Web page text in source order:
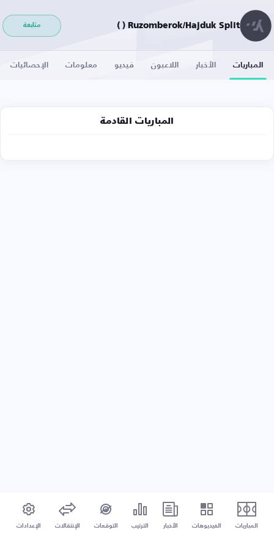
Ruzomberok/Hajduk Split ( ) متابعة
المباريات الأخبار اللاعبون فيديو معلومات الإحصائيات
المباريات القادمة
المباريات الفيديوهات الأخبار الترتيب التوقعات الإنتقالات الإعدادات